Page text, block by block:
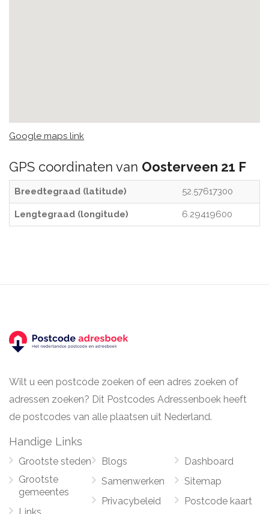
Google maps link
GPS coordinaten van Oosterveen 21 F
Breedtegraad (latitude) 52.57617300
Lengtegraad (longitude) 6.29419600
Wilt u een postcode zoeken of een adres zoeken of
adressen zoeken? Dit Postcodes Adressenboek heeft
de postcodes van alle plaatsen uit Nederland.
Handige Links
Grootste steden
Grootste
gemeentes
Blogs
Samenwerken
Privacybeleid
Dashboard
Sitemap
Postcode kaart